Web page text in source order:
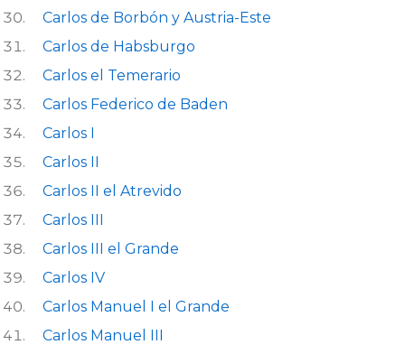
Carlos de Borbón y Austria-Este
Carlos de Habsburgo
Carlos el Temerario
Carlos Federico de Baden
Carlos I
Carlos II
Carlos II el Atrevido
Carlos III
Carlos III el Grande
Carlos IV
Carlos Manuel I el Grande
Carlos Manuel III